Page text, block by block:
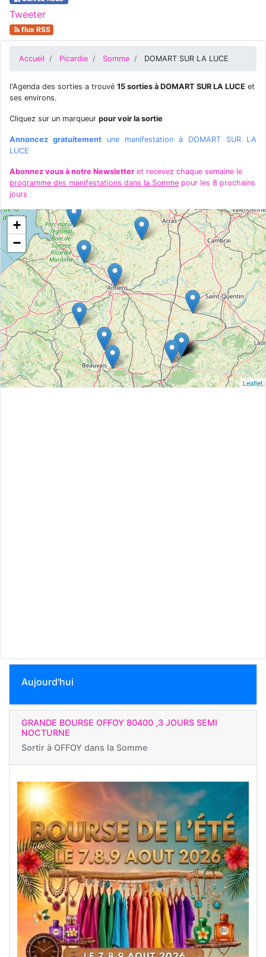
Tweeter
flux RSS
Accueil Picardie Somme DOMART SUR LA LUCE
l'Agenda des sorties a trouvé 15 sorties à DOMART SUR LA LUCE et
ses environs.
Cliquez sur un marqueur pour voir la sortie
Annoncez gratuitement une manifestation à DOMART SUR LA
LUCE
Abonnez vous à notre Newsletter et recevez chaque semaine le
programme des manifestations dans la Somme pour les 8 prochains
jours
+
−
Leaflet
Aujourd'hui
GRANDE BOURSE OFFOY 80400 ,3 JOURS SEMI
NOCTURNE
Sortir à OFFOY dans la Somme